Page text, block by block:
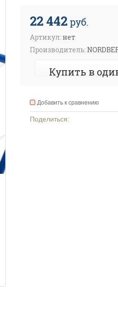
22 442руб.
Артикул:нет
Производитель:
Купить в
Добавить к сравнению
Поделиться: